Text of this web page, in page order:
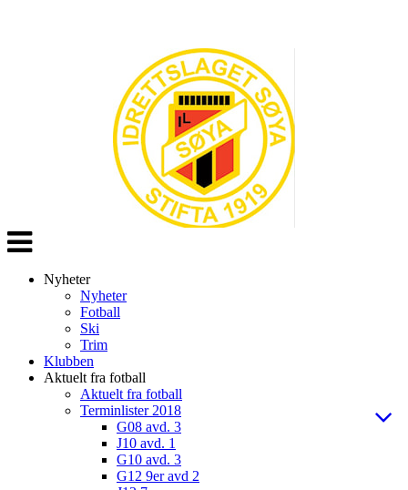
Veksle
navigasjon
Nyheter
Nyheter
Fotball
Ski
Trim
Klubben
Aktuelt fra fotball
Aktuelt fra fotball
Terminlister 2018
G08 avd. 3
J10 avd. 1
G10 avd. 3
G12 9er avd 2